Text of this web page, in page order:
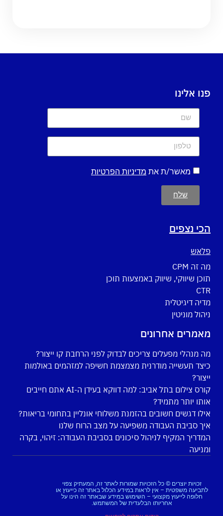
פנו אלינו
מאשר/ת את מדיניות הפרטיות
שלח
הכי נצפים
פלאש
מה זה CPM
תוכן שיווקי, שיווק באמצעות תוכן
CTR
מדיה דיגיטלית
ניהול מוניטין
מאמרים אחרונים
מה מנהלי מפעלים צריכים לבדוק לפני הרחבת קו ייצור?
כיצד תעשייה מודרנית מצמצמת חשיפה למזהמים באולמות
ייצור?
קורס צילום בתל אביב: למה דווקא בעידן ה-AI אתם חייבים
אותו יותר מתמיד?
אילו דגשים חשובים בהזמנת משלוחי אונליין בתחומי בריאות?
איך סביבת העבודה משפיעה על מצב הרוח שלנו
המדריך המקיף לניהול סיכונים בסביבת העבודה: זיהוי, בקרה
ומניעה
זכויות יוצרים © כל הזכויות שמורות לאתר זה, המעתיק צפוי
לתביעה משפטית – אין לראות במידע הכלול באתר זה כייעוץ או
חלופה לייעוץ מקצועי – השימוש במידע שבאתר זה הינו על
אחריותו הבלעדית של המשתמש.